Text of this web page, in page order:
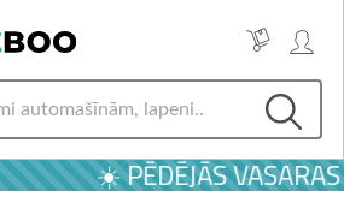
☀️ PĒDĒJĀS VASARAS